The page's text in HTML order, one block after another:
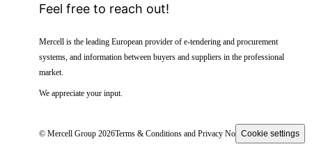
Feel free to reach out!
Mercell is the leading European provider of e-tendering and procurement
systems, and information between buyers and suppliers in the professional
market.
We appreciate your input.
© Mercell Group 2026Terms & Conditions and Privacy NoticeCookie settings